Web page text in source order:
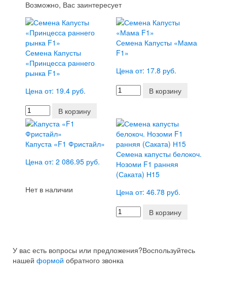
Возможно, Вас заинтересует
Семена Капусты
«Принцесса раннего
рынка F1»
Цена от: 19.4 руб.
В корзину
Семена Капусты «Мама
F1»
Цена от: 17.8 руб.
В корзину
Капуста «F1 Фристайл»
Цена от: 2 086.95 руб.
Нет в наличии
Семена капусты белокоч.
Нозоми F1 ранняя
(Саката) Н15
Цена от: 46.78 руб.
В корзину
У вас есть вопросы или предложения?Воспользуйтесь
нашей формой обратного звонка